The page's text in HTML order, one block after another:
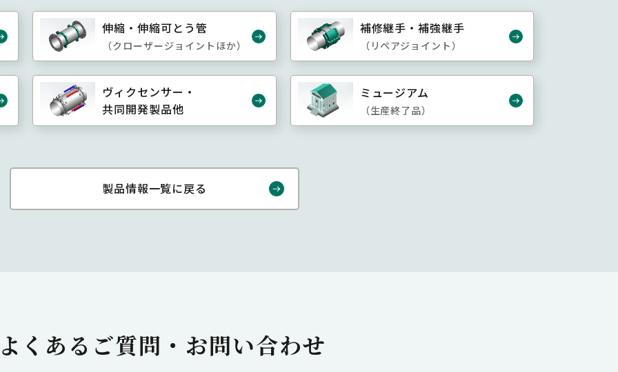
伸縮・伸縮可とう管
（クローザージョイントほか）
補修継手・補強継手
（リペアジョイント）
ヴィクセンサー・
共同開発製品他
ミュージアム
（生産終了品）
製品情報一覧に戻る
くあるご質問・ お問い合わせ